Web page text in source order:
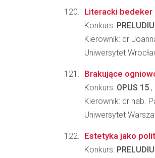
Literacki
Konkurs:
Kierownik: dr
Uniwersytet
Brakujące
Konkurs: OPUS 15 ,
Kierownik: dr hab.
Uniwersytet
Estetyka jako
Konkurs: